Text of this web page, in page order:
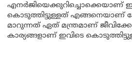
എനർജിയെക്കുറിച്ചൊക്കെയാണ്
കൊടുത്തിട്ടുള്ളത് എങ്ങനെയാണ്
മാറുന്നത് ഏത് മന്ത്രമാണ്
കാര്യങ്ങളാണ് ഇവിടെ